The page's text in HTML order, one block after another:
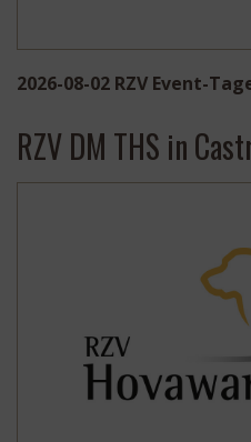
2026-08-02 RZV Event-
RZV DM THS in